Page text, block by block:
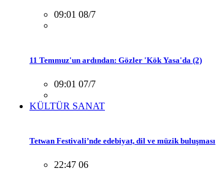
09:01 08/7
11 Temmuz'un ardından: Gözler 'Kök Yasa'da (2)
09:01 07/7
KÜLTÜR SANAT
Tetwan Festivali’nde edebiyat, dil ve müzik buluşması
22:47 06